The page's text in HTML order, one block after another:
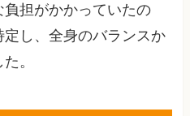
負担がかかっていたの
し、全身のバランスか
。